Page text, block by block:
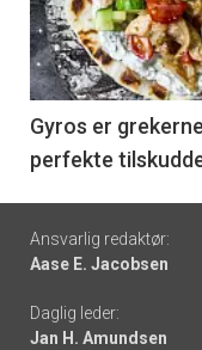
nå
-
6
Gyros er
perfekte
Footer
-
links
Ansvarlig redaktør:
Aase E. Jacobsen
Daglig leder:
Jan H. Amundsen